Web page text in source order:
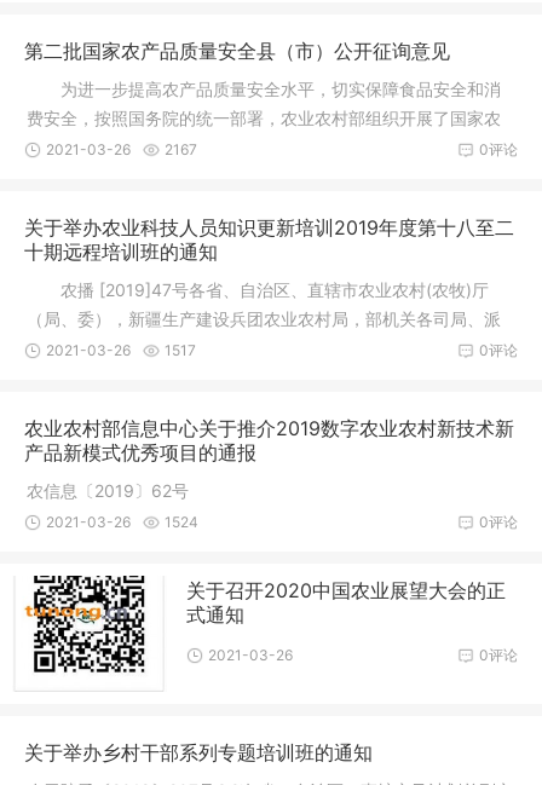
第二批国家农产品质量安全县（市）公开征询意见
为进一步提高农产品质量安全水平，切实保障食品安全和消
费安全，按照国务院的统一部署，农业农村部组织开展了国家农
产品质量
0评论
2021-03-26 2167
关于举办农业科技人员知识更新培训2019年度第十八至二
十期远程培训班的通知
农播 [2019]47号各省、自治区、直辖市农业农村(农牧)厅
（局、委），新疆生产建设兵团农业农村局，部机关各司局、派
出机构、
0评论
2021-03-26 1517
农业农村部信息中心关于推介2019数字农业农村新技术新
产品新模式优秀项目的通报
农信息〔2019〕62号
0评论
2021-03-26 1524
关于召开2020中国农业展望大会的正
式通知
0评论
2021-03-26
关于举办乡村干部系列专题培训班的通知